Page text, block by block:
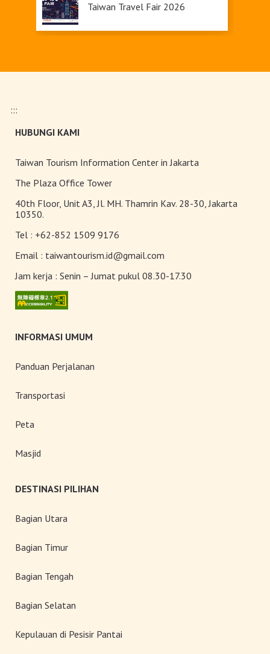
Taiwan Travel Fair 2026
Tersedia
dengan Keindahan yang Mekar
Terangi Musim Semi Anda:
Tampil Memukau di Chiayi
Toserba Wisatawan” kini hadir di
7.200 kios ibon 7-ELEVEN di
:::
HUBUNGI KAMI
Taiwan Tourism Information Center in Jakarta
The Plaza Office Tower
40th Floor, Unit A3, Jl. MH. Thamrin Kav. 28-30, Jakarta
10350.
Tel : +62-852 1509 9176
Email : taiwantourism.id@gmail.com
Jam kerja : Senin – Jumat pukul 08.30-17.30
INFORMASI UMUM
Panduan Perjalanan
Transportasi
Peta
Masjid
DESTINASI PILIHAN
Bagian Utara
Bagian Timur
Bagian Tengah
Bagian Selatan
Kepulauan di Pesisir Pantai